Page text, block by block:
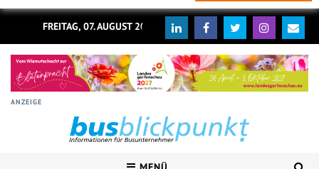
FREITAG, 07. AUGUST 2026
ANZEIGE